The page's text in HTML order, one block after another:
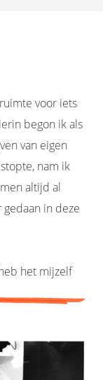
voor iets
begon ik als
van eigen
nam ik
altijd al
in deze
het mijzelf